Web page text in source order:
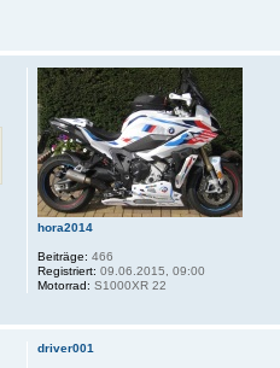
hora2014
Beiträge: 466
Registriert: 09.06.2015, 09:00
Motorrad: S1000XR 22
driver001